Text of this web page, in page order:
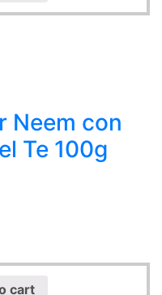
Neem con
Te 100g
cart